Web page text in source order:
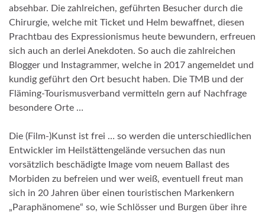
absehbar. Die zahlreichen, geführten Besucher durch die
Chirurgie, welche mit Ticket und Helm bewaffnet, diesen
Prachtbau des Expressionismus heute bewundern, erfreuen
sich auch an derlei Anekdoten. So auch die zahlreichen
Blogger und Instagrammer, welche in 2017 angemeldet und
kundig geführt den Ort besucht haben. Die TMB und der
Fläming-Tourismusverband vermitteln gern auf Nachfrage
besondere Orte …
Die (Film-)Kunst ist frei … so werden die unterschiedlichen
Entwickler im Heilstättengelände versuchen das nun
vorsätzlich beschädigte Image vom neuem Ballast des
Morbiden zu befreien und wer weiß, eventuell freut man
sich in 20 Jahren über einen touristischen Markenkern
„Paraphänomene“ so, wie Schlösser und Burgen über ihre